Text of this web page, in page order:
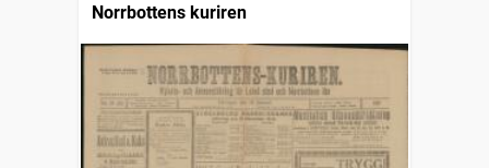
Norrbottens kuriren